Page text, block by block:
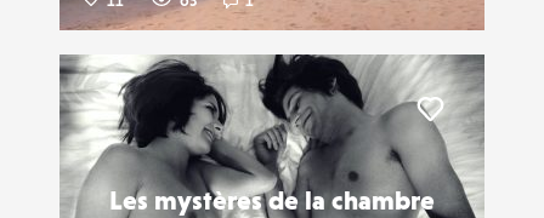
Les mystères de la chambre
Liker